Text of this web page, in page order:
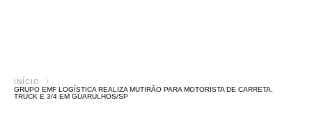
INÍCIO
GRUPO EMF LOGÍSTICA REALIZA MUTIRÃO PARA MOTORISTA DE CARRETA,
TRUCK E 3/4 EM GUARULHOS/SP